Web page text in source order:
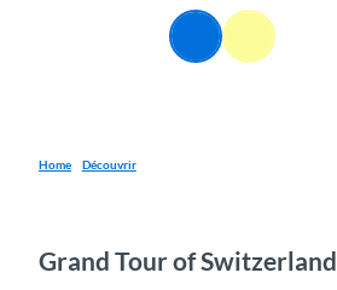
Recherche
Menu
Home Découvrir
Grand Tour of Switzerland